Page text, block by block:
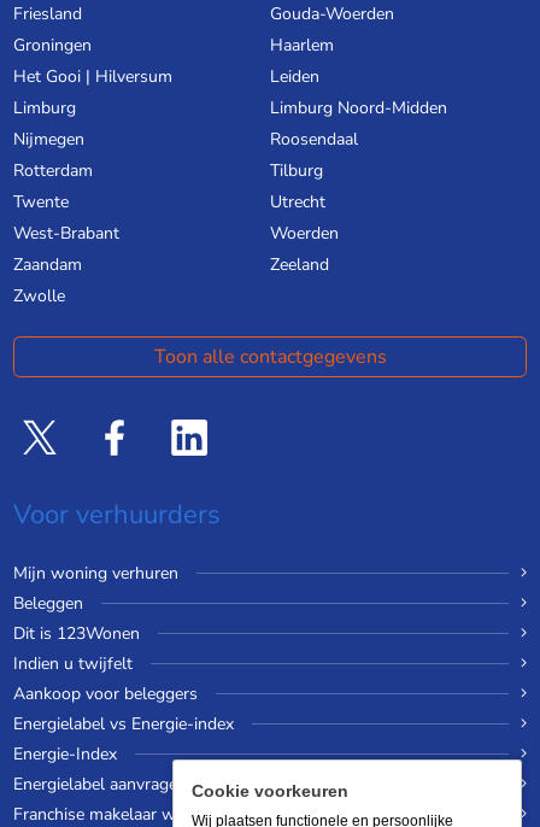
Friesland
Gouda-Woerden
Groningen
Haarlem
Het Gooi | Hilversum
Leiden
Limburg
Limburg Noord-Midden
Nijmegen
Roosendaal
Rotterdam
Tilburg
Twente
Utrecht
West-Brabant
Woerden
Zaandam
Zeeland
Zwolle
Toon alle contactgegevens
Voor verhuurders
Mijn woning verhuren
Beleggen
Dit is 123Wonen
Indien u twijfelt
Aankoop voor beleggers
Energielabel vs Energie-index
Energie-Index
Energielabel aanvragen
Franchise makelaar worden
Cookie voorkeuren
Wij plaatsen functionele en persoonlijke